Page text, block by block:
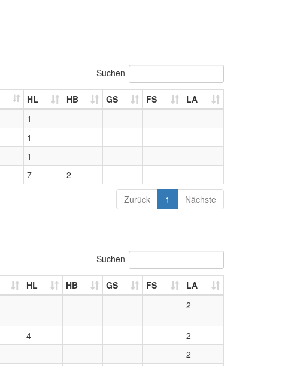
Suchen
HL HB GS FS
LA
1
1
1
7
2
Zurück 1 Nächste
Suchen
HL HB GS FS
LA
2
4
2
2